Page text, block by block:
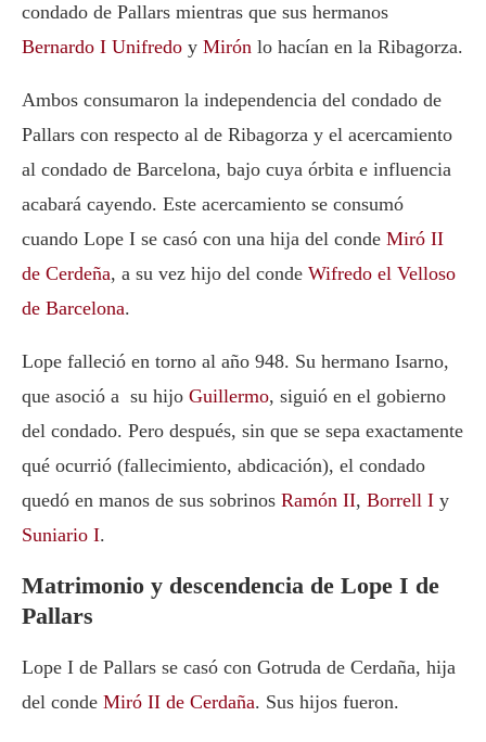
condado de Pallars mientras que sus hermanos
Bernardo I Unifredo y Mirón lo hacían en la Ribagorza.
Ambos consumaron la independencia del condado de
Pallars con respecto al de Ribagorza y el acercamiento
al condado de Barcelona, bajo cuya órbita e influencia
acabará cayendo. Este acercamiento se consumó
cuando Lope I se casó con una hija del conde Miró II
de Cerdeña, a su vez hijo del conde Wifredo el Velloso
de Barcelona.
Lope falleció en torno al año 948. Su hermano Isarno,
que asoció a su hijo Guillermo, siguió en el gobierno
del condado. Pero después, sin que se sepa exactamente
qué ocurrió (fallecimiento, abdicación), el condado
quedó en manos de sus sobrinos Ramón II, Borrell I y
Suniario I.
Matrimonio y descendencia de Lope I de
Pallars
Lope I de Pallars se casó con Gotruda de Cerdaña, hija
del conde Miró II de Cerdaña. Sus hijos fueron.